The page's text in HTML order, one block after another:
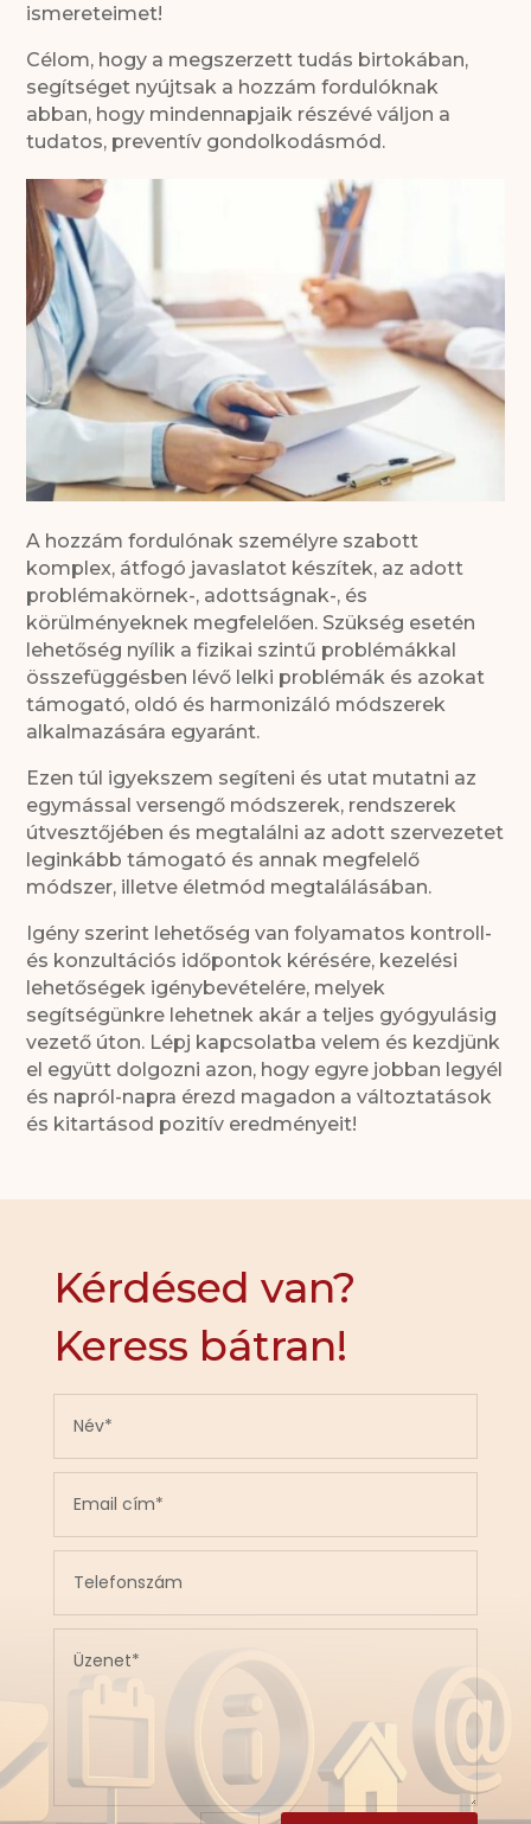
ismereteimet!
Célom, hogy a megszerzett tudás birtokában,
segítséget nyújtsak a hozzám fordulóknak
abban, hogy mindennapjaik részévé váljon a
tudatos, preventív gondolkodásmód.
A hozzám fordulónak személyre szabott
komplex, átfogó javaslatot készítek, az adott
problémakörnek-, adottságnak-, és
körülményeknek megfelelően. Szükség esetén
lehetőség nyílik a fizikai szintű problémákkal
összefüggésben lévő lelki problémák és azokat
támogató, oldó és harmonizáló módszerek
alkalmazására egyaránt.
Ezen túl igyekszem segíteni és utat mutatni az
egymással versengő módszerek, rendszerek
útvesztőjében és megtalálni az adott szervezetet
leginkább támogató és annak megfelelő
módszer, illetve életmód megtalálásában.
Igény szerint lehetőség van folyamatos kontroll-
és konzultációs időpontok kérésére, kezelési
lehetőségek igénybevételére, melyek
segítségünkre lehetnek akár a teljes gyógyulásig
vezető úton. Lépj kapcsolatba velem és kezdjünk
el együtt dolgozni azon, hogy egyre jobban legyél
és napról-napra érezd magadon a változtatások
és kitartásod pozitív eredményeit!
Kérdésed van?
Keress bátran!